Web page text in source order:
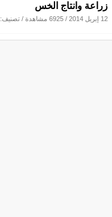
زراعة وانتاج الخس
12 إبريل 2014 / 6925 مشاهدة / تصنيف: